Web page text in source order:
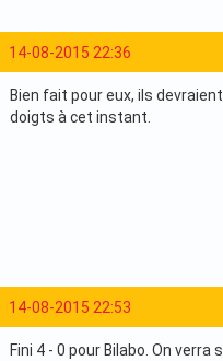
14-08-2015 22:36
Bien fait pour eux, ils
doigts à cet instant.
14-08-2015 22:53
Fini 4 - 0 pour Bilabo. On